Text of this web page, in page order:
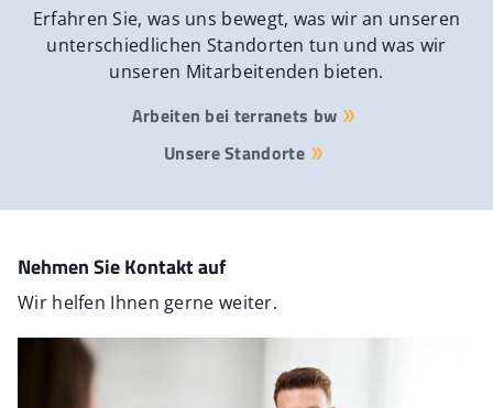
Externe Medien erlauben
Erfahren Sie, was uns bewegt, was wir an unseren
unterschiedlichen Standorten tun und was wir
unseren Mitarbeitenden bieten.
Arbeiten bei terranets bw
Unsere Standorte
Nehmen Sie Kontakt auf
Wir helfen Ihnen gerne weiter.